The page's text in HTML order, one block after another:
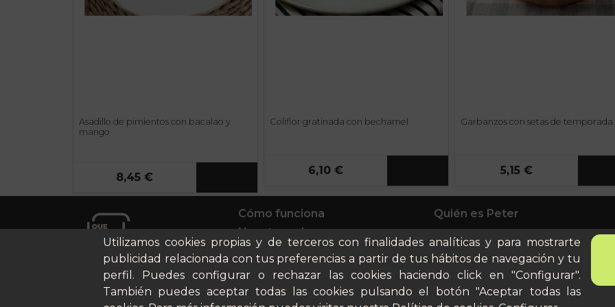
Asadillo de pimientos con bacalao y
mango
8,45 €
Coliflor gratinada con bechamel
6,10 €
Garbanzos con setas de temporada
5,15 €
Utilizamos cookies propias y de terceros con finalidades analíticas y para mostrarte
publicidad relacionada con tus preferencias a partir de tus hábitos de navegación y tu
perfil. Puedes configurar o rechazar las cookies haciendo click en "Configurar".
También puedes aceptar todas las cookies pulsando el botón "Aceptar todas las
Cómo funciona
Nuestros planes
Casos de éxito
Soy un particular
Quién es Peter
Llámanos al 644 52 51 02
Escríbenos al correo